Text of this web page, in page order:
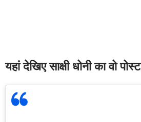
यहां देखिए साक्षी धोनी का वो पोस्ट